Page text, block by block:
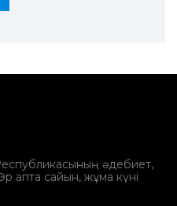
Республикасының әдебиет,
апта сайын, жұма күні